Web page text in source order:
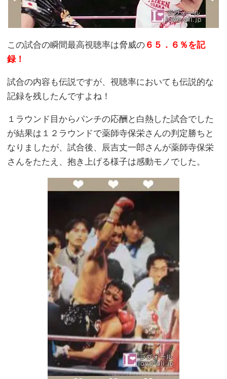
この試合の瞬間最高視聴率は脅威の ６５．６％を記
録！
試合の内容も伝説ですが、視聴率においても伝説的な
記録を残したんですよね！
１ラウンド目からパンチの応酬と白熱した試合でした
が結果は１２ラウンドで薬師寺保栄さんの判定勝ちと
なりましたが、試合後、辰吉丈一郎さんが薬師寺保栄
さんをたたえ、抱き上げる様子は感動モノでした。